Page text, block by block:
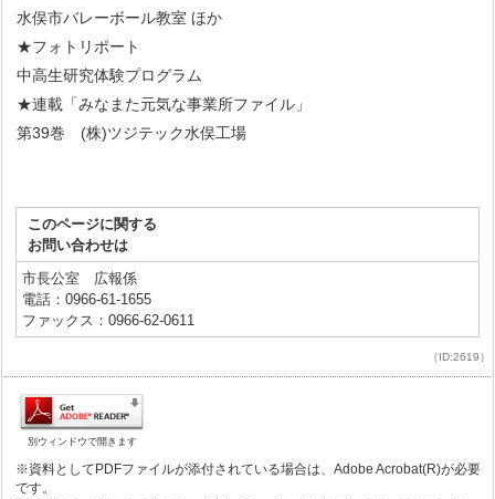
水俣市バレーボール教室 ほか
★フォトリポート
中高生研究体験プログラム
★連載「みなまた元気な事業所ファイル」
第39巻 (株)ツジテック水俣工場
このページに関する
お問い合わせは
市長公室 広報係
電話：0966-61-1655
ファックス：0966-62-0611
（ID:2619）
別ウィンドウで開きます
※資料としてPDFファイルが添付されている場合は、Adobe Acrobat(R)が必要
です。